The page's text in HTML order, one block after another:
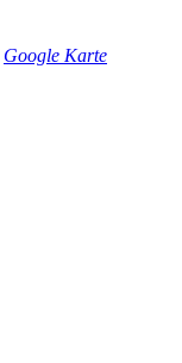
Google Karte